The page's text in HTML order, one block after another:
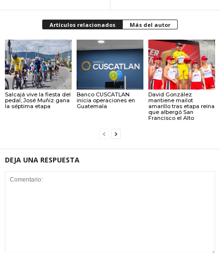
Artículos relacionados Más del autor
Salcajá vive la fiesta del
pedal; José Muñiz gana
la séptima etapa
Banco CUSCATLAN
inicia operaciones en
Guatemala
David González
mantiene mailot
amarillo tras etapa reina
que albergó San
Francisco el Alto
DEJA UNA RESPUESTA